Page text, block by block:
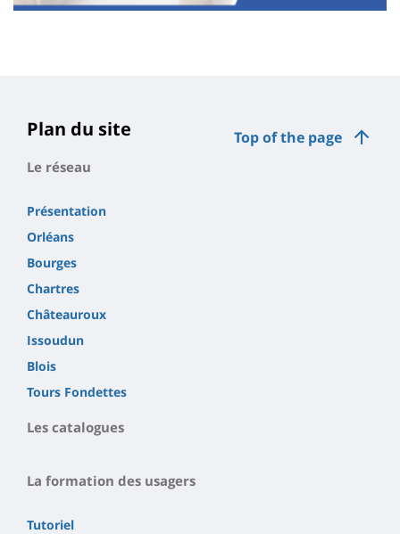
page
principale
Top of the page
Plan du site
Le réseau
Présentation
Orléans
Bourges
Chartres
Châteauroux
Issoudun
Blois
Tours Fondettes
Les catalogues
La formation des usagers
Tutoriel